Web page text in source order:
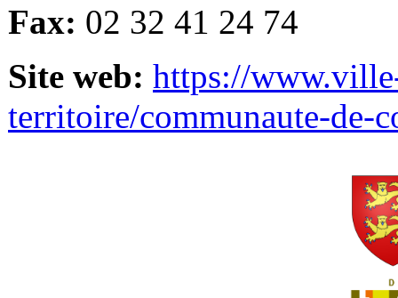
Fax: 02 32 41 24 74
Site web: https://
territoire/communaute-de-